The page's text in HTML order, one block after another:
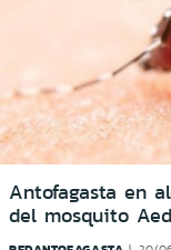
Antofagasta en
del mosquito